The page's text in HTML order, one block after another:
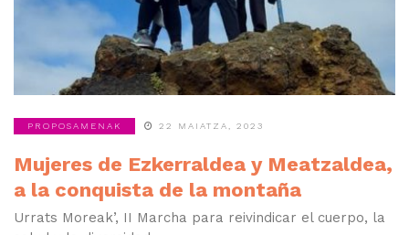
PROPOSAMENAK 22 MAIATZA, 2023
Mujeres de Ezkerraldea y Meatzaldea,
a la conquista de la montaña
Urrats Moreak’, II Marcha para reivindicar el cuerpo, la